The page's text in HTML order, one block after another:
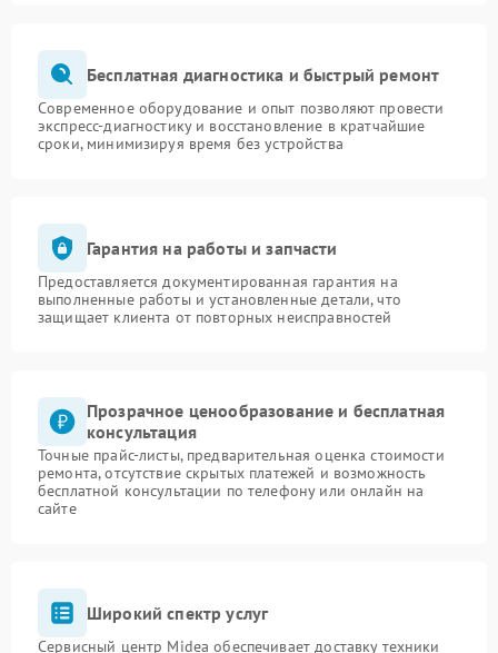
Бесплатная диагностика и быстрый ремонт
Современное оборудование и опыт позволяют провести
экспресс-диагностику и восстановление в кратчайшие
сроки, минимизируя время без устройства
Гарантия на работы и запчасти
Предоставляется документированная гарантия на
выполненные работы и установленные детали, что
защищает клиента от повторных неисправностей
Прозрачное ценообразование и бесплатная
консультация
Точные прайс-листы, предварительная оценка стоимости
ремонта, отсутствие скрытых платежей и возможность
бесплатной консультации по телефону или онлайн на
сайте
Широкий спектр услуг
Сервисный центр Midea обеспечивает доставку техники